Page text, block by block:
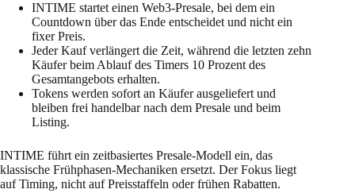
INTIME startet einen Web3-Presale, bei dem ein
Countdown über das Ende entscheidet und nicht ein
fixer Preis.
Jeder Kauf verlängert die Zeit, während die letzten zehn
Käufer beim Ablauf des Timers 10 Prozent des
Gesamtangebots erhalten.
Tokens werden sofort an Käufer ausgeliefert und
bleiben frei handelbar nach dem Presale und beim
Listing.
INTIME führt ein zeitbasiertes Presale-Modell ein, das
klassische Frühphasen-Mechaniken ersetzt. Der Fokus liegt
auf Timing, nicht auf Preisstaffeln oder frühen Rabatten.